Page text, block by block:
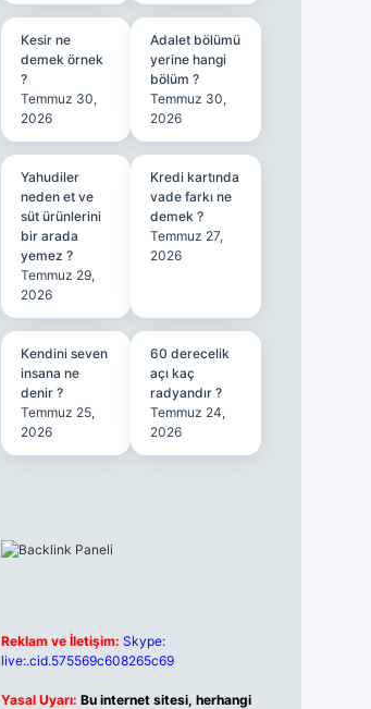
Kesir ne
demek örnek
?
Temmuz 30,
2026
Adalet bölümü
yerine hangi
bölüm ?
Temmuz 30,
2026
Yahudiler
neden et ve
süt ürünlerini
bir arada
yemez ?
Temmuz 29,
2026
Kredi kartında
vade farkı ne
demek ?
Temmuz 27,
2026
Kendini seven
insana ne
denir ?
Temmuz 25,
2026
60 derecelik
açı kaç
radyandır ?
Temmuz 24,
2026
Reklam ve İletişim: Skype:
live:.cid.575569c608265c69
Yasal Uyarı: Bu internet sitesi, herhangi